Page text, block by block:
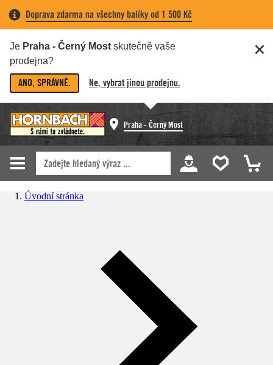
Doprava zdarma na všechny balíky od 1 500 Kč
Je Praha - Černý Most skutečně vaše
prodejna?
ANO, SPRÁVNĚ. Ne, vybrat jinou prodejnu.
Praha - Černý Most
Úvodní stránka